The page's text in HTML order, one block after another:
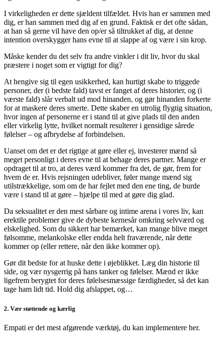
I virkeligheden er dette sjældent tilfældet. Hvis han er sammen med
dig, er han sammen med dig af en grund. Faktisk er det ofte sådan,
at han så gerne vil have den op/er så tiltrukket af dig, at denne
intention overskygger hans evne til at slappe af og være i sin krop.
Måske kender du det selv fra andre vinkler i dit liv, hvor du skal
præstere i noget som er vigtigt for dig?
At hengive sig til egen usikkerhed, kan hurtigt skabe to triggede
personer, der (i bedste fald) tavst er fanget af deres historier, og (i
værste fald) slår verbalt ud mod hinanden, og gør hinanden forkerte
for at maskere deres smerte. Dette skaber en utrolig flygtig situation,
hvor ingen af ​​personerne er i stand til at give plads til den anden
eller virkelig lytte, hvilket normalt resulterer i gensidige sårede
følelser – og afbrydelse af forbindelsen.
Uanset om det er det rigtige at gøre eller ej, investerer mænd så
meget personligt i deres evne til at behage deres partner. Mange er
opdraget til at tro, at deres værd kommer fra det, de gør, frem for
hvem de er. Hvis rejsningen udebliver, føler mange mænd sig
utilstrækkelige, som om de har fejlet med den ene ting, de burde
være i stand til at gøre – hjælpe til med at gøre dig glad.
Da seksualitet er den mest sårbare og intime arena i vores liv, kan
erektile problemer give de dybeste kernesår omkring selvværd og
elskelighed. Som du sikkert har bemærket, kan mange blive meget
følsomme, melankolske eller endda helt fraværende, når dette
kommer op (eller rettere, når den ikke kommer op).
Gør dit bedste for at huske dette i øjeblikket. Læg din historie til
side, og vær nysgerrig på hans tanker og følelser. Mænd er ikke
ligefrem berygtet for deres følelsesmæssige færdigheder, så det kan
tage ham lidt tid. Hold dig afslappet, og…
2. Vær støttende og kærlig
Empati er det mest afgørende værktøj, du kan implementere her.